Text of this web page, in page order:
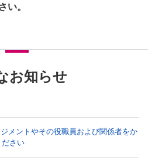
い。
お知らせ
メントやその役職員および関係者をか
ださい